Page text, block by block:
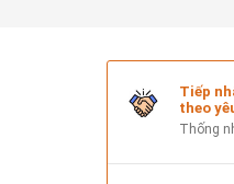
Tiếp
theo
Thống